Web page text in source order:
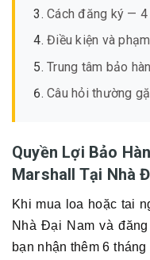
Cách đăng ký —
Điều kiện và
Trung tâm bảo
Câu hỏi thường
Quyền Lợi Bảo
Marshall Tại Nhà
Khi mua loa hoặc tai
Nhà Đại Nam và
bạn nhận thêm 6